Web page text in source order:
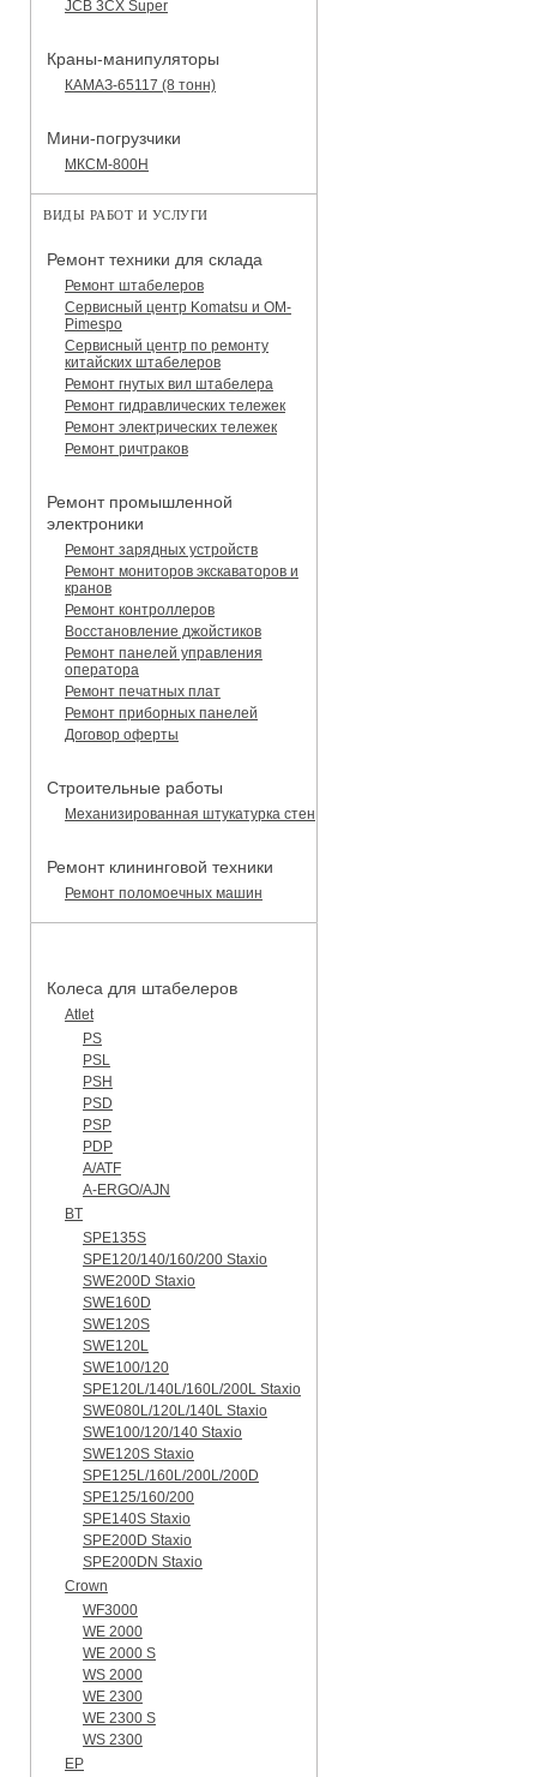
JCB 3CX Super
Краны-манипуляторы
КАМАЗ-65117 (8 тонн)
Мини-погрузчики
МКСМ-800H
ВИДЫ РАБОТ И УСЛУГИ
Ремонт техники для склада
Ремонт штабелеров
Сервисный центр Komatsu и OM-
Pimespo
Сервисный центр по ремонту
китайских штабелеров
Ремонт гнутых вил штабелера
Ремонт гидравлических тележек
Ремонт электрических тележек
Ремонт ричтраков
Ремонт промышленной
электроники
Ремонт зарядных устройств
Ремонт мониторов экскаваторов и
кранов
Ремонт контроллеров
Восстановление джойстиков
Ремонт панелей управления
оператора
Ремонт печатных плат
Ремонт приборных панелей
Договор оферты
Строительные работы
Механизированная штукатурка стен
Ремонт клининговой техники
Ремонт поломоечных машин
Колеса для штабелеров
Atlet
PS
PSL
PSH
PSD
PSP
PDP
A/ATF
A-ERGO/AJN
BT
SPE135S
SPE120/140/160/200 Staxio
SWE200D Staxio
SWE160D
SWE120S
SWE120L
SWE100/120
SPE120L/140L/160L/200L Staxio
SWE080L/120L/140L Staxio
SWE100/120/140 Staxio
SWE120S Staxio
SPE125L/160L/200L/200D
SPE125/160/200
SPE140S Staxio
SPE200D Staxio
SPE200DN Staxio
Crown
WF3000
WE 2000
WE 2000 S
WS 2000
WE 2300
WE 2300 S
WS 2300
EP